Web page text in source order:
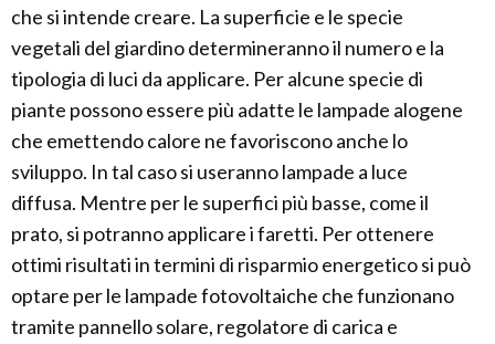
che si intende creare. La superficie e le specie
vegetali del giardino determineranno il numero e la
tipologia di luci da applicare. Per alcune specie di
piante possono essere più adatte le lampade alogene
che emettendo calore ne favoriscono anche lo
sviluppo. In tal caso si useranno lampade a luce
diffusa. Mentre per le superfici più basse, come il
prato, si potranno applicare i faretti. Per ottenere
ottimi risultati in termini di risparmio energetico si può
optare per le lampade fotovoltaiche che funzionano
tramite pannello solare, regolatore di carica e